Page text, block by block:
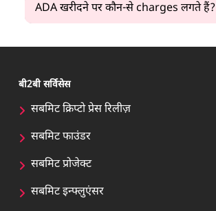
ADA खरीदने पर कौन-से charges लगते हैं?
बी2बी सर्विसेस
सबमिट क्रिप्टो प्रेस रिलीज़
सबमिट फाउंडर
सबमिट प्रोजेक्ट
सबमिट इन्फ्लुएंसर